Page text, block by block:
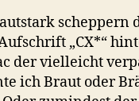
scheppern
„CX*“
der vielleicht
ich Braut oder